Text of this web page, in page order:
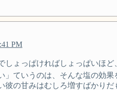
PM
しょっぱければしょっぱいほ
」ていうのは、そんな塩の効
彼の甘みはむしろ増すばかりだ